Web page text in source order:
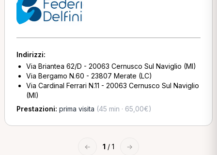
Indirizzi:
Via Briantea 62/D - 20063 Cernusco Sul Naviglio (MI)
Via Bergamo N.60 - 23807 Merate (LC)
Via Cardinal Ferrari N.11 - 20063 Cernusco Sul Naviglio
(MI)
Prestazioni: prima visita (45 min · 65,00€)
← 1 / 1 →